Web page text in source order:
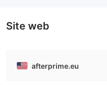
Site web
afterprime.eu